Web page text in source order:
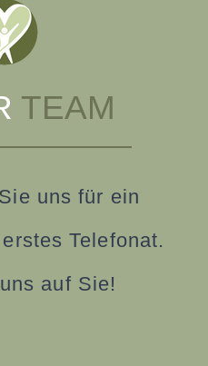
TEAM
uns für ein
Telefonat.
auf Sie!